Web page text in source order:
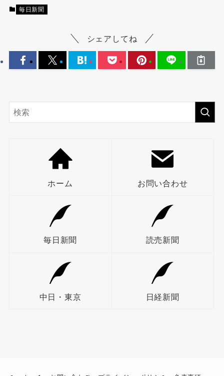
毎日新聞
シェアしてね
ホーム お問い合わせ
毎日新聞 読売新聞
中日・東京 日経新聞